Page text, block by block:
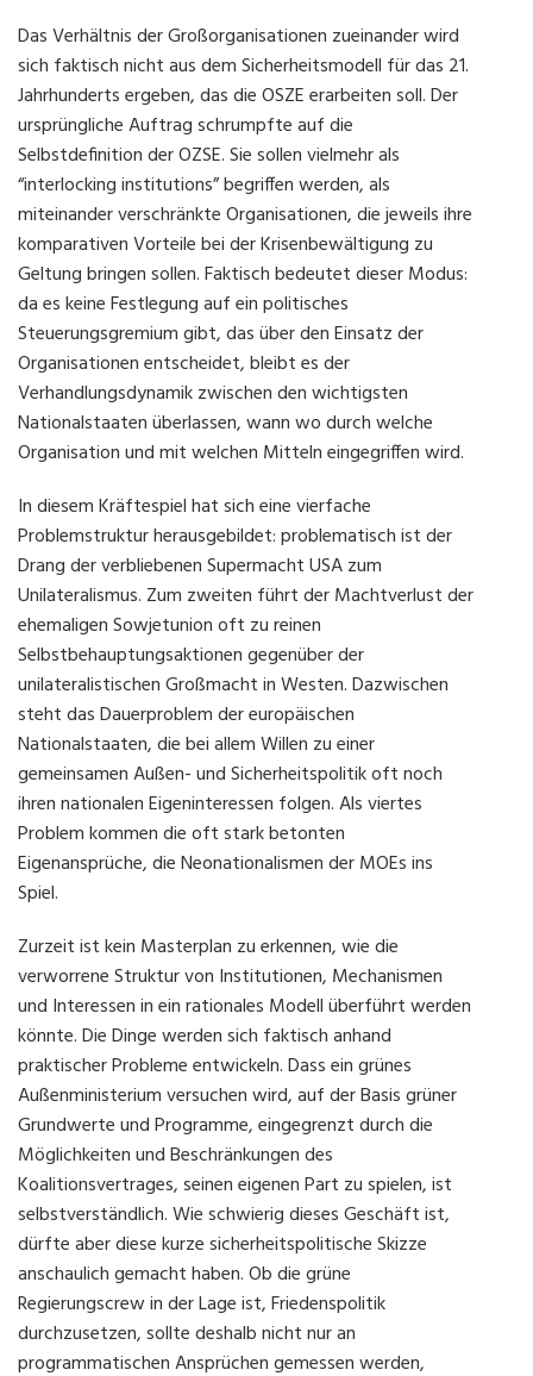
Das Verhältnis der Großorganisationen zueinander wird
sich faktisch nicht aus dem Sicherheitsmodell für das 21.
Jahrhunderts ergeben, das die OSZE erarbeiten soll. Der
ursprüngliche Auftrag schrumpfte auf die
Selbstdefinition der OZSE. Sie sollen vielmehr als
“interlocking institutions” begriffen werden, als
miteinander verschränkte Organisationen, die jeweils ihre
komparativen Vorteile bei der Krisenbewältigung zu
Geltung bringen sollen. Faktisch bedeutet dieser Modus:
da es keine Festlegung auf ein politisches
Steuerungsgremium gibt, das über den Einsatz der
Organisationen entscheidet, bleibt es der
Verhandlungsdynamik zwischen den wichtigsten
Nationalstaaten überlassen, wann wo durch welche
Organisation und mit welchen Mitteln eingegriffen wird.
In diesem Kräftespiel hat sich eine vierfache
Problemstruktur herausgebildet: problematisch ist der
Drang der verbliebenen Supermacht USA zum
Unilateralismus. Zum zweiten führt der Machtverlust der
ehemaligen Sowjetunion oft zu reinen
Selbstbehauptungsaktionen gegenüber der
unilateralistischen Großmacht in Westen. Dazwischen
steht das Dauerproblem der europäischen
Nationalstaaten, die bei allem Willen zu einer
gemeinsamen Außen- und Sicherheitspolitik oft noch
ihren nationalen Eigeninteressen folgen. Als viertes
Problem kommen die oft stark betonten
Eigenansprüche, die Neonationalismen der MOEs ins
Spiel.
Zurzeit ist kein Masterplan zu erkennen, wie die
verworrene Struktur von Institutionen, Mechanismen
und Interessen in ein rationales Modell überführt werden
könnte. Die Dinge werden sich faktisch anhand
praktischer Probleme entwickeln. Dass ein grünes
Außenministerium versuchen wird, auf der Basis grüner
Grundwerte und Programme, eingegrenzt durch die
Möglichkeiten und Beschränkungen des
Koalitionsvertrages, seinen eigenen Part zu spielen, ist
selbstverständlich. Wie schwierig dieses Geschäft ist,
dürfte aber diese kurze sicherheitspolitische Skizze
anschaulich gemacht haben. Ob die grüne
Regierungscrew in der Lage ist, Friedenspolitik
durchzusetzen, sollte deshalb nicht nur an
programmatischen Ansprüchen gemessen werden,